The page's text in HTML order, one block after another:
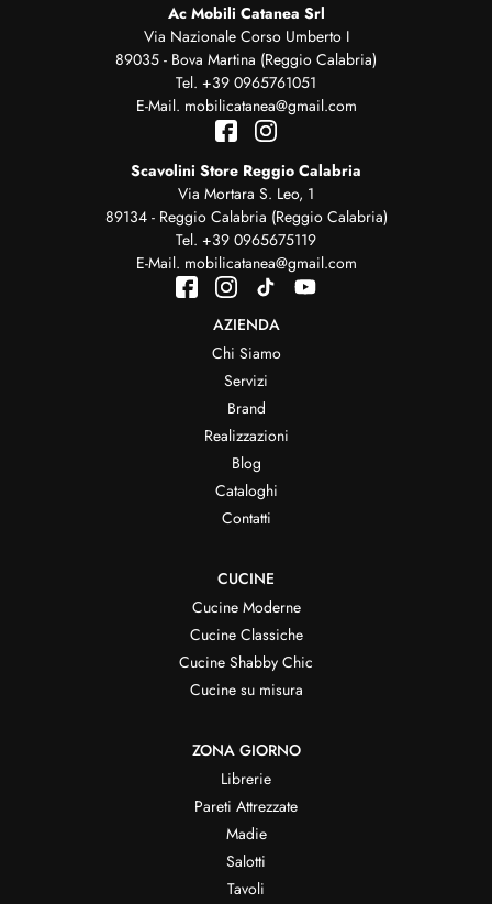
Ac Mobili Catanea Srl
Via Nazionale Corso Umberto I
89035 - Bova Martina (Reggio Calabria)
Tel. +39 0965761051
E-Mail. mobilicatanea@gmail.com
Scavolini Store Reggio Calabria
Via Mortara S. Leo, 1
89134 - Reggio Calabria (Reggio Calabria)
Tel. +39 0965675119
E-Mail. mobilicatanea@gmail.com
AZIENDA
Chi Siamo
Servizi
Brand
Realizzazioni
Blog
Cataloghi
Contatti
CUCINE
Cucine Moderne
Cucine Classiche
Cucine Shabby Chic
Cucine su misura
ZONA GIORNO
Librerie
Pareti Attrezzate
Madie
Salotti
Tavoli